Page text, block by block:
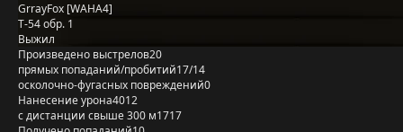
GrrayFox [WAHA4]
Т-54 обр. 1
Выжил
Произведено выстрелов20
прямых попаданий/пробитий17/14
осколочно-фугасных повреждений0
Нанесение урона4012
с дистанции свыше 300 м1717